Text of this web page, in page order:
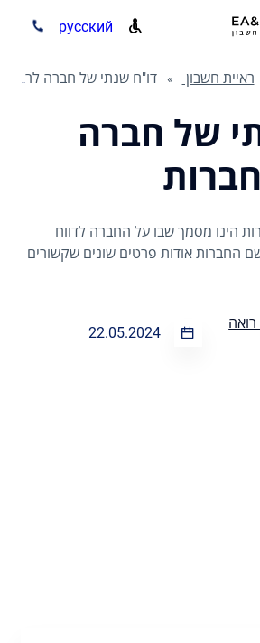
русский
ראיית חשבון דו"ח שנתי של חברה לרשם החברות
של חברה
הינו מסמך שבו על החברה לדווח
החברות אודות פרטים שונים שקשורים
רואה
22.05.2024